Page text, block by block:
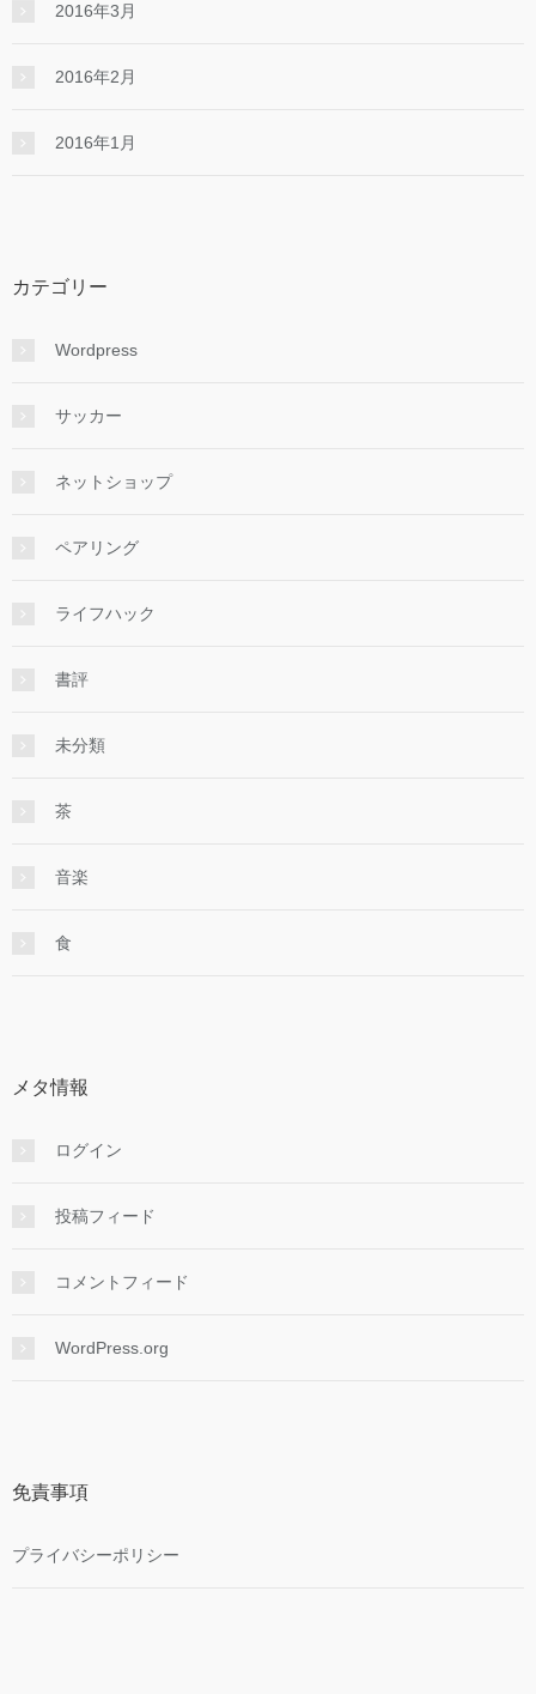
2016年3月
2016年2月
2016年1月
カテゴリー
Wordpress
サッカー
ネットショップ
ペアリング
ライフハック
書評
未分類
茶
音楽
食
メタ情報
ログイン
投稿フィード
コメントフィード
WordPress.org
免責事項
プライバシーポリシー